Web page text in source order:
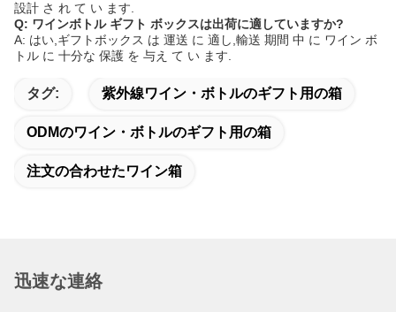
設計 さ れ て い ます.
Q: ワインボトル ギフト ボックスは出荷に適していますか?
A: はい,ギフトボックス は 運送 に 適し,輸送 期間 中 に ワイン ボ
トル に 十分な 保護 を 与え て い ます.
タグ: 紫外線ワイン・ボトルのギフト用の箱
ODMのワイン・ボトルのギフト用の箱
注文の合わせたワイン箱
迅速な連絡